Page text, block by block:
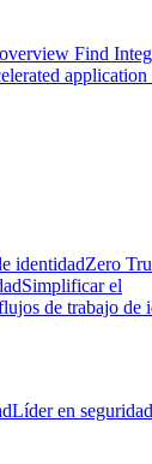
Find
application
identidadZero
Simplificar el
de trabajo de
Líder en seguridad